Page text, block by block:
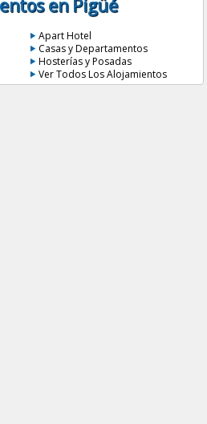
en Pigüé
Apart Hotel
Casas y Departamentos
Hosterías y Posadas
Ver Todos Los Alojamientos